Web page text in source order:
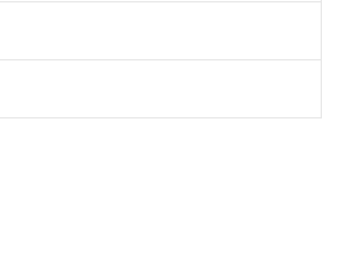
品が提供可能な商品です。
判明した場合などやむを得ず変更すること